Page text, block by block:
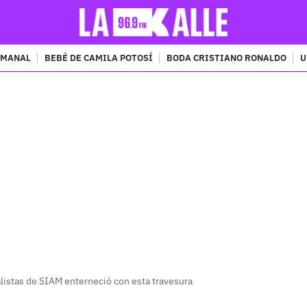
BEBÉ DE CAMILA POTOSÍ BODA CRISTIANO RONALDO
de SIAM enterneció con esta travesura